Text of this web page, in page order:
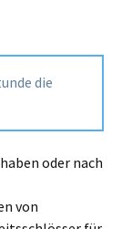
die
oder nach
von